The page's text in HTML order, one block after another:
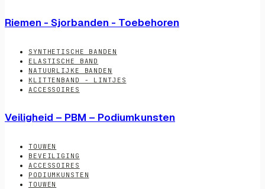
Riemen - Sjorbanden - Toebehoren
SYNTHETISCHE BANDEN
ELASTISCHE BAND
NATUURLIJKE BANDEN
KLITTENBAND - LINTJES
ACCESSOIRES
Veiligheid – PBM – Podiumkunsten
TOUWEN
BEVEILIGING
ACCESSOIRES
PODIUMKUNSTEN
TOUWEN